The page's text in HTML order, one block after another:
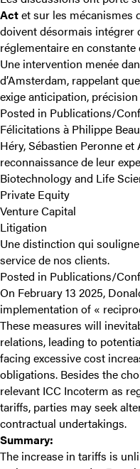
Actet sur les mécanismes
doivent désormais intégrer
réglementaire en constante
Une intervention menée
d’Amsterdam, rappelant
exige anticipation, précision
Posted in Publications/
Félicitations à Philippe
Héry, Sébastien Peronne
reconnaissance de leur
Biotechnology and Life
Private Equity
Venture Capital
Litigation
Une distinction qui
service de nos clients.
Posted in Publications/
On February 13 2025,
implementation of «
These measures will
relations, leading to
facing excessive cost
obligations. Besides the
relevant ICC Incoterm as
tariffs, parties may seek
contractual undertakings.
Summary:
The increase in tariffs is